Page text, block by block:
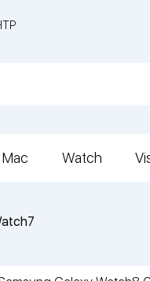
Mac Watch